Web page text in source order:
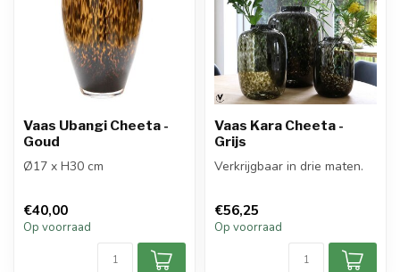
Vaas Ubangi Cheeta -
Goud
Ø17 x H30 cm
€40,00
Op voorraad
Vaas Kara Cheeta -
Grijs
Verkrijgbaar in drie maten.
€56,25
Op voorraad